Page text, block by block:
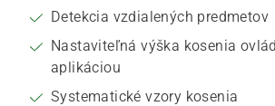
Detekcia vzdialených predmetov
Nastaviteľná výška kosenia
aplikáciou
Systematické vzory kosenia